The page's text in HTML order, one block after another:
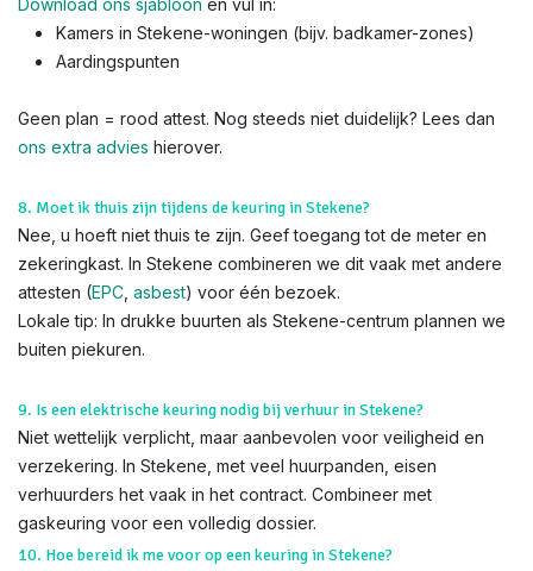
Download ons sjabloon en vul in:
Kamers in Stekene-woningen (bijv. badkamer-zones)
Aardingspunten
Geen plan = rood attest. Nog steeds niet duidelijk? Lees dan
ons extra advies hierover.
8. Moet ik thuis zijn tijdens de keuring in Stekene?
Nee, u hoeft niet thuis te zijn. Geef toegang tot de meter en
zekeringkast. In Stekene combineren we dit vaak met andere
attesten (EPC asbest) voor één bezoek.
Lokale tip: In drukke buurten als Stekene-centrum plannen we
buiten piekuren.
9. Is een elektrische keuring nodig bij verhuur in Stekene?
Niet wettelijk verplicht, maar aanbevolen voor veiligheid en
verzekering. In Stekene, met veel huurpanden, eisen
verhuurders het vaak in het contract. Combineer met
gaskeuring voor een volledig dossier.
10. Hoe bereid ik me voor op een keuring in Stekene?